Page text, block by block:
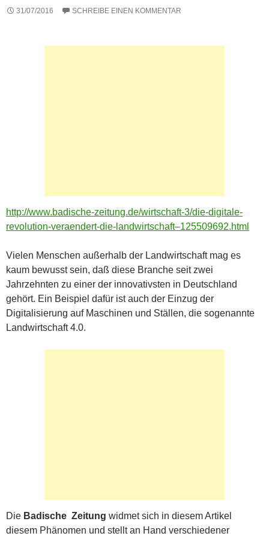
31/07/2016 SCHREIBE EINEN KOMMENTAR
http://www.badische-zeitung.de/wirtschaft-3/die-digitale-
revolution-veraendert-die-landwirtschaft–125509692.html
Vielen Menschen außerhalb der Landwirtschaft mag es
kaum bewusst sein, daß diese Branche seit zwei
Jahrzehnten zu einer der innovativsten in Deutschland
gehört. Ein Beispiel dafür ist auch der Einzug der
Digitalisierung auf Maschinen und Ställen, die sogenannte
Landwirtschaft 4.0.
Die Badische Zeitung widmet sich in diesem Artikel
diesem Phänomen und stellt an Hand verschiedener